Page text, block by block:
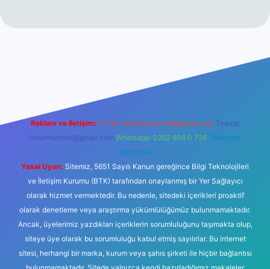
Reklam ve İletişim: E-mail: backlinkpaneli@gmail.com Teams:
forumhizmeti@gmail.com Whatsapp: 0262 606 0 726 Telegram:
@karabul
Yasal Uyarı: Sitemiz, 5651 Sayılı Kanun gereğince Bilgi Teknolojileri
ve İletişim Kurumu (BTK) tarafından onaylanmış bir Yer Sağlayıcı
olarak hizmet vermektedir. Bu nedenle, sitedeki içerikleri proaktif
olarak denetleme veya araştırma yükümlülüğümüz bulunmamaktadır.
Ancak, üyelerimiz yazdıkları içeriklerin sorumluluğunu taşımakta olup,
siteye üye olarak bu sorumluluğu kabul etmiş sayılırlar. Bu internet
sitesi, herhangi bir marka, kurum veya şahıs şirketi ile hiçbir bağlantısı